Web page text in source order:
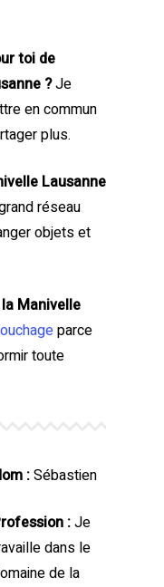
toi de
?Je
en commun
plus.
Lausanne
réseau
objets et
Manivelle
parce
toute
:Sébastien
:Je
dans le
de la